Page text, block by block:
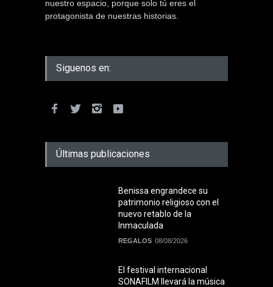
nuestro espacio, porque solo tú eres el
protagonista de nuestras historias.
Siguenos en:
Últimas publicaciones
Benissa engrandece su
patrimonio religioso con el
nuevo retablo de la
Inmaculada
REGALOS 08/08/2026
El festival internacional
SONAFILM llevará la música